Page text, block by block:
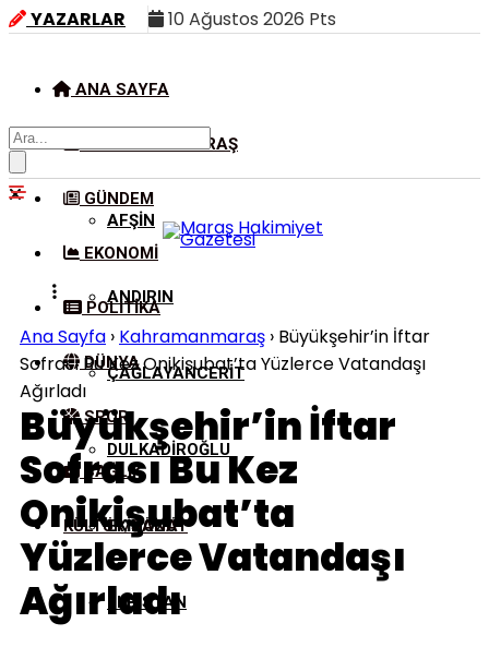
YAZARLAR
10 Ağustos 2026 Pts
ANA SAYFA
KAHRAMANMARAŞ
AFŞIN
ANDIRIN
ÇAĞLAYANCERIT
DULKADIROĞLU
EKINÖZÜ
ELBISTAN
GÜNDEM
EKONOMI
POLITIKA
DÜNYA
SPOR
SAĞLIK
KÜLTÜR/SANAT
Ana Sayfa › Kahramanmaraş › Büyükşehir’in İftar
Sofrası Bu Kez Onikişubat’ta Yüzlerce Vatandaşı
Ağırladı
Büyükşehir’in İftar
Sofrası Bu Kez
Onikişubat’ta
Yüzlerce Vatandaşı
Ağırladı